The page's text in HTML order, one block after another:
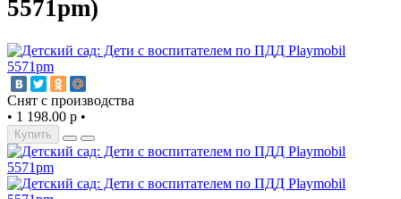
5571pm)
Снят с производства
• 1 198.00 р •
Купить